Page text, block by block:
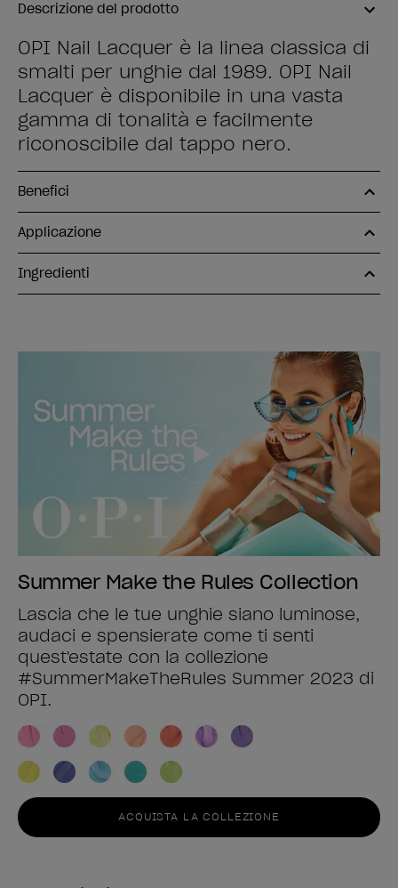
Descrizione del prodotto
OPI Nail Lacquer è la linea classica di
smalti per unghie dal 1989. OPI Nail
Lacquer è disponibile in una vasta
gamma di tonalità e facilmente
riconoscibile dal tappo nero.
Benefici
Applicazione
Ingredienti
Summer Make the Rules Collection
Lascia che le tue unghie siano luminose,
audaci e spensierate come ti senti
quest'estate con la collezione
#SummerMakeTheRules Summer 2023 di
OPI.
ACQUISTA LA COLLEZIONE